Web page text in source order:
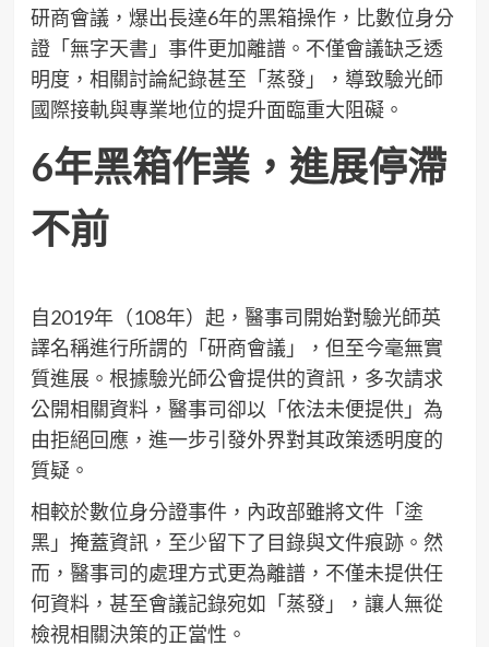
研商會議，爆出長達6年的黑箱操作，比數位身分
證「無字天書」事件更加離譜。不僅會議缺乏透
明度，相關討論紀錄甚至「蒸發」，導致驗光師
國際接軌與專業地位的提升面臨重大阻礙。
6年黑箱作業，進展停滯
不前
自2019年（108年）起，醫事司開始對驗光師英
譯名稱進行所謂的「研商會議」，但至今毫無實
質進展。根據驗光師公會提供的資訊，多次請求
公開相關資料，醫事司卻以「依法未便提供」為
由拒絕回應，進一步引發外界對其政策透明度的
質疑。
相較於數位身分證事件，內政部雖將文件「塗
黑」掩蓋資訊，至少留下了目錄與文件痕跡。然
而，醫事司的處理方式更為離譜，不僅未提供任
何資料，甚至會議記錄宛如「蒸發」，讓人無從
檢視相關決策的正當性。